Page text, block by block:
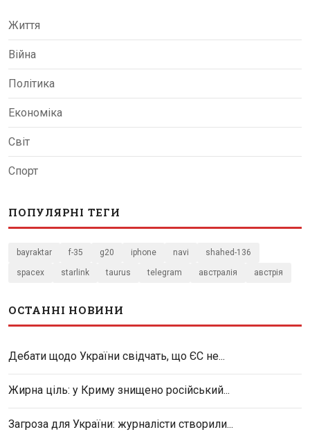
Життя
Війна
Політика
Економіка
Світ
Спорт
ПОПУЛЯРНІ ТЕГИ
bayraktar f-35 g20 iphone navi shahed-136
spacex starlink taurus telegram австралія австрія
ОСТАННІ НОВИНИ
Дебати щодо України свідчать, що ЄС не...
Жирна ціль: у Криму знищено російський...
Загроза для України: журналісти створили...